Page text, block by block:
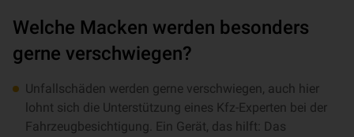
Welche Macken werden besonders
gerne verschwiegen?
Unfallschäden werden gerne verschwiegen, auch hier
lohnt sich die Unterstützung eines Kfz-Experten bei der
Fahrzeugbesichtigung. Ein Gerät, das hilft: Das